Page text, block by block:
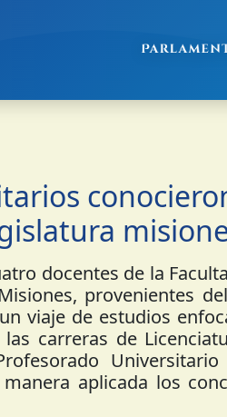
docentes de la
provenientes
viaje de estudios
carreras de
aplicada los